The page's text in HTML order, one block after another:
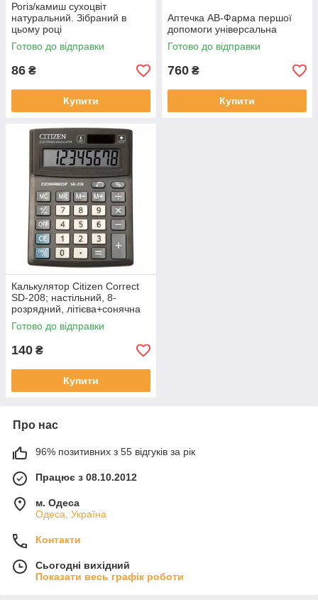
Рогіз/камиш сухоцвіт
натуральний. Зібраний в
цьому році
Готово до відправки
86 ₴
Купити
Аптечка АВ-Фарма першої
допомоги універсальна
Готово до відправки
760 ₴
Купити
Калькулятор Citizen Correct
SD-208; настільний, 8-
розрядний, літієва+сонячна
батарея, 138х103x24 мм
Готово до відправки
140 ₴
Купити
Про нас
96% позитивних з 55 відгуків за рік
Працює з 08.10.2012
м. Одеса
Одеса, Україна
Контакти
Сьогодні вихідний
Показати весь графік роботи